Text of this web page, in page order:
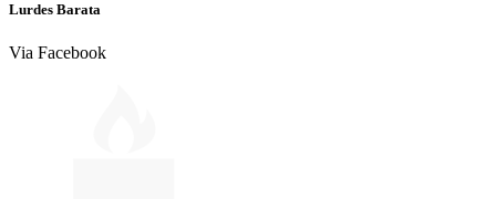
Lurdes Barata
Via Facebook